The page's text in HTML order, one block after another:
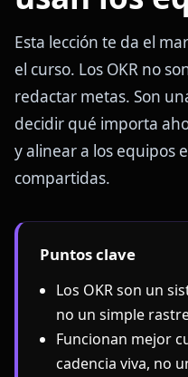
Esta lección te da el
el curso. Los OKR no
redactar metas. Son
decidir qué importa
y alinear a los equipos
compartidas.
Puntos clave
Los OKR son un
no un simple
Funcionan mejor
cadencia viva, no